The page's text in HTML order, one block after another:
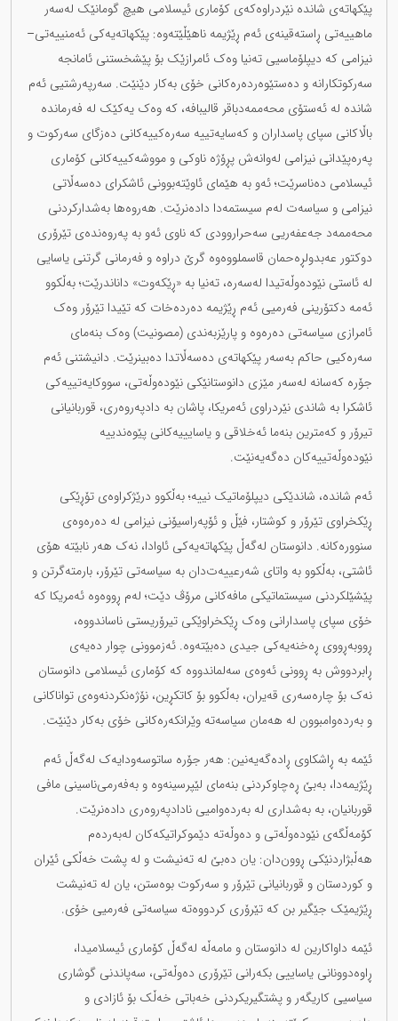
پێکهاتەی شاندە نێردراوەکەی کۆماری ئیسلامی هیچ گومانێک لەسەر
ماهییەتی ڕاستەقینەی ئەم ڕێژیمە ناهێڵێتەوە: پێکهاتەیەکی ئەمنییەتی–
نیزامی کە دیپلۆماسیی تەنیا وەک ئامرازێک بۆ پێشخستنی ئامانجە
سەرکوتکارانە و دەستێوەردەرەکانی خۆی بەکار دێنێت. سەرپەرشتیی ئەم
شاندە لە ئەستۆی محەممەدباقر قالیبافە، کە وەک یەکێک لە فەرماندە
باڵاکانی سپای پاسداران و کەسایەتییە سەرەکییەکانی دەزگای سەرکوت و
پەرەپێدانی نیزامی لەوانەش پڕۆژە ناوکی و مووشەکییەکانی کۆماری
ئیسلامی دەناسرێت؛ ئەو بە هێمای ئاوێتەبوونی ئاشکرای دەسەڵاتی
نیزامی و سیاسەت لەم سیستمەدا دادەنرێت. هەروەها بەشدارکردنی
محەممەد جەعفەریی سەحراروودی کە ناوی ئەو بە پەروەندەی تێرۆری
دوکتور عەبدولڕەحمان قاسملووەوە گرێ دراوە و فەرمانی گرتنی یاسایی
لە ئاستی نێودەوڵەتیدا لەسەرە، تەنیا بە «ڕێکەوت» داناندرێت؛ بەڵکوو
ئەمە دکتۆرینی فەرمیی ئەم ڕێژیمە دەردەخات کە تێیدا تێرۆر وەک
ئامرازی سیاسەتی دەرەوە و پارێزبەندی (مصونیت) وەک بنەمای
سەرەکیی حاکم بەسەر پێکهاتەی دەسەڵاتدا دەبینرێت. دانیشتنی ئەم
جۆرە کەسانە لەسەر مێزی دانوستانێکی نێودەوڵەتی، سووکایەتییەکی
ئاشکرا بە شاندی نێردراوی ئەمریکا، پاشان بە دادپەروەری، قوربانیانی
تیرۆر و کەمترین بنەما ئەخلاقی و یاسایییەکانی پێوەندییە
نێودەوڵەتییەکان دەگەیەنێت.
ئەم شاندە، شاندێکی دیپلۆماتیک نییە؛ بەڵکوو درێژکراوەی تۆڕێکی
ڕێکخراوی تێرۆر و کوشتار، فێڵ و ئۆپەراسیۆنی نیزامی لە دەرەوەی
سنوورەکانە. دانوستان لەگەڵ پێکهاتەیەکی ئاوادا، نەک هەر نابێتە هۆی
ئاشتی، بەڵکوو بە واتای شەرعییەت‌دان بە سیاسەتی تێرۆر، بارمتەگرتن و
پێشێلکردنی سیستماتیکی مافەکانی مرۆڤ دێت؛ لەم ڕووەوە ئەمریکا کە
خۆی سپای پاسدارانی وەک ڕێکخراوێکی تیرۆریستی ناساندووە،
ڕووبەڕووی ڕەخنەیەکی جیدی دەبێتەوە. ئەزموونی چوار دەیەی
ڕابردووش بە ڕوونی ئەوەی سەلماندووە کە کۆماری ئیسلامی دانوستان
نەک بۆ چارەسەری قەیران، بەڵکوو بۆ کاتکڕین، نۆژەنکردنەوەی تواناکانی
و بەردەوامبوون لە هەمان سیاسەتە وێرانکەرەکانی خۆی بەکار دێنێت.
ئێمە بە ڕاشکاوی ڕادەگەیەنین: هەر جۆرە ساتوسەودایەک لەگەڵ ئەم
ڕێژیمەدا، بەبێ ڕەچاوکردنی بنەمای لێپرسینەوە و بەفەرمی‌ناسینی مافی
قوربانیان، بە بەشداری لە بەردەوامیی نادادپەروەری دادەنرێت.
کۆمەڵگەی نێودەوڵەتی و دەوڵەتە دێموکراتیکەکان لەبەردەم
هەڵبژاردنێکی ڕوون‌دان: یان دەبێ لە تەنیشت و لە پشت خەڵکی ئێران
و کوردستان و قوربانیانی تێرۆر و سەرکوت بوەستن، یان لە تەنیشت
ڕێژیمێک جێگیر بن کە تێرۆری کردووەتە سیاسەتی فەرمیی خۆی.
ئێمە داواکارین لە دانوستان و مامەڵە لەگەڵ کۆماری ئیسلامیدا،
ڕاوەدوونانی یاساییی بکەرانی تێرۆری دەوڵەتی، سەپاندنی گوشاری
سیاسیی کاریگەر و پشتگیریکردنی خەباتی خەڵک بۆ ئازادی و